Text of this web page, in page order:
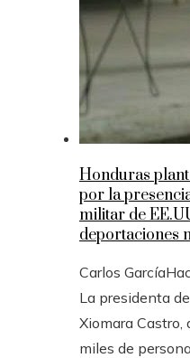
Honduras
por la
militar de
deportaciones
Carlos García
La presidenta
Xiomara Castro,
miles de